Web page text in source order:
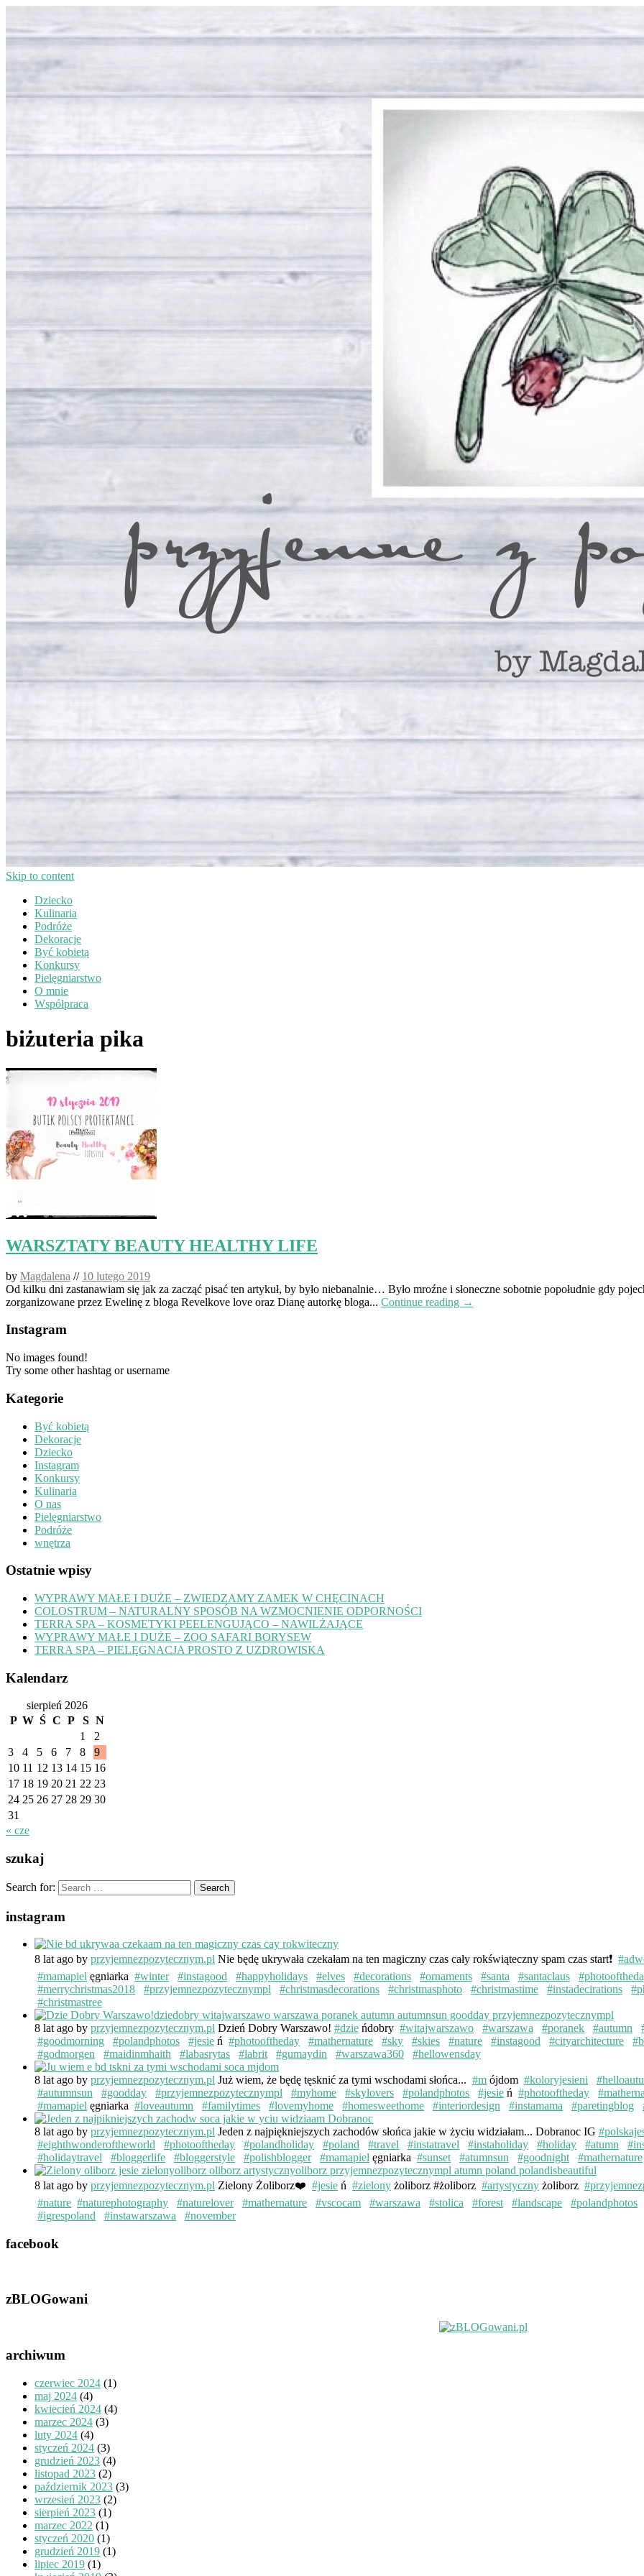
Skip to content
Dziecko
Kulinaria
Podróże
Dekoracje
Być kobietą
Konkursy
Pielęgniarstwo
O mnie
Współpraca
biżuteria pika
WARSZTATY BEAUTY HEALTHY LIFE
by Magdalena // 10 lutego 2019
Od kilku dni zastanawiam się jak za zacząć pisać ten artykuł, by było niebanalnie… Było mroźne i słoneczne sobotnie popołudnie gdy
zorganizowane przez Ewelinę z bloga Revelkove love oraz Dianę autorkę bloga... Continue reading →
Instagram
No images found!
Try some other hashtag or username
Kategorie
Być kobietą
Dekoracje
Dziecko
Instagram
Konkursy
Kulinaria
O nas
Pielęgniarstwo
Podróże
wnętrza
Ostatnie wpisy
WYPRAWY MAŁE I DUŻE – ZWIEDZAMY ZAMEK W CHĘCINACH
COLOSTRUM – NATURALNY SPOSÓB NA WZMOCNIENIE ODPORNOŚCI
TERRA SPA – KOSMETYKI PEELENGUJĄCO – NAWILŻAJĄCE
WYPRAWY MAŁE I DUŻE – ZOO SAFARI BORYSEW
TERRA SPA – PIELĘGNACJA PROSTO Z UZDROWISKA
Kalendarz
sierpień 2026
P W Ś C P S N
1
2
3
4 5 6 7 8
9
10 11 12 13 14 15 16
17 18 19 20 21 22 23
24 25 26 27 28 29 30
31
« cze
szukaj
Search for:
instagram
8 lat ago by przyjemnezpozytecznym.pl Nie będę ukrywała czekałam na ten magiczny czas cały rokświąteczny spam czas start❗️
#mamapiel ęgniarka #winter #instagood #happyholidays #elves #decorations #ornaments #santa #santaclaus
#merrychristmas2018
#przyjemnezpozytecznympl #christmasdecorations #christmasphoto #christmastime #instadecirations
#christmastree
8 lat ago by przyjemnezpozytecznym.pl Dzień Dobry Warszawo! #dzie ńdobry #witajwarszawo #warszawa #poranek #autumn
#goodmorning
#polandphotos #jesie ń #photooftheday #mathernature #sky #skies #nature #instagood #cityarchitecture
#godmorgen
#maidinmhaith #labasrytas #labrit #gumaydin #warszawa360 #hellowensday
8 lat ago by przyjemnezpozytecznym.pl Już wiem, że będę tęsknić za tymi wschodami słońca... #m ójdom #koloryjesieni
#autumnsun
#goodday #przyjemnezpozytecznympl #myhome #skylovers #polandphotos #jesie ń #photooftheday
#mamapiel ęgniarka #loveautumn #familytimes #lovemyhome #homesweethome #interiordesign #instamama #paretingblog
8 lat ago by przyjemnezpozytecznym.pl Jeden z najpiękniejszych zachodów słońca jakie w życiu widziałam... Dobranoc IG
#eighthwonderoftheworld
#photooftheday #polandholiday #poland #travel #instatravel #instaholiday #holiday #atumn
#holidaytravel
#bloggerlife #bloggerstyle #polishblogger #mamapiel ęgniarka #sunset #atumnsun #goodnight #mathernature
8 lat ago by przyjemnezpozytecznym.pl Zielony Żoliborz❤️ #jesie ń #zielony żoliborz #żoliborz #artystyczny żoliborz
#nature #naturephotography #naturelover #mathernature #vscocam #warszawa #stolica #forest #landscape #polandphotos
#igrespoland
#instawarszawa #november
facebook
zBLOGowani
archiwum
czerwiec 2024 (1)
maj 2024 (4)
kwiecień 2024 (4)
marzec 2024 (3)
luty 2024 (4)
styczeń 2024 (3)
grudzień 2023 (4)
listopad 2023 (2)
październik 2023 (3)
wrzesień 2023 (2)
sierpień 2023 (1)
marzec 2022 (1)
styczeń 2020 (1)
grudzień 2019 (1)
lipiec 2019 (1)